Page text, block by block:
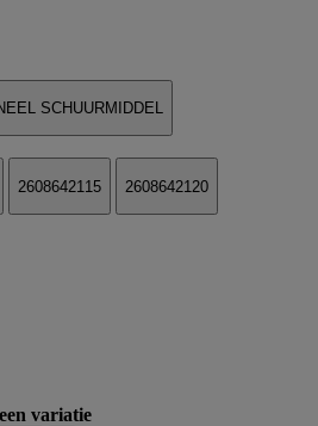
SCHUURMIDDEL
2608642115 2608642120
variatie